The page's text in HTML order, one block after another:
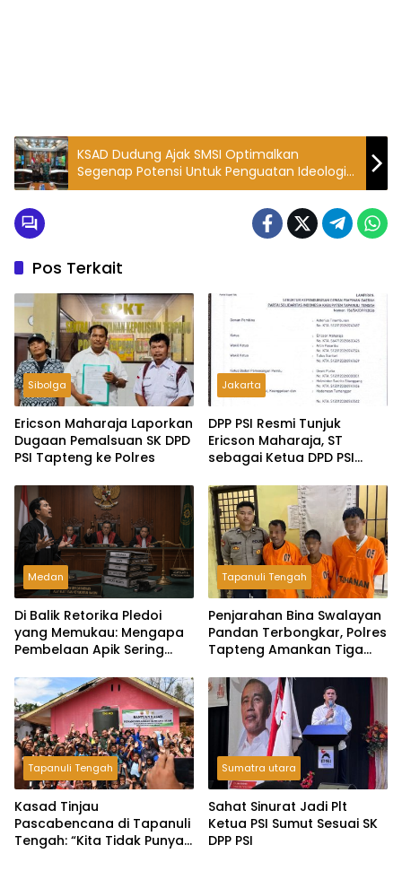
KSAD Dudung Ajak SMSI Optimalkan
Segenap Potensi Untuk Penguatan Ideologi
Pancasila dan NKRI
Pos Terkait
Sibolga
Ericson Maharaja Laporkan
Dugaan Pemalsuan SK DPD
PSI Tapteng ke Polres
Jakarta
DPP PSI Resmi Tunjuk
Ericson Maharaja, ST
sebagai Ketua DPD PSI
Medan
Di Balik Retorika Pledoi
yang Memukau: Mengapa
Pembelaan Apik Sering
Tapanuli Tengah
Penjarahan Bina Swalayan
Pandan Terbongkar, Polres
Tapteng Amankan Tiga
Tapanuli Tengah
Kasad Tinjau
Pascabencana di Tapanuli
Tengah: “Kita Tidak Punya
Sumatra utara
Sahat Sinurat Jadi Plt
Ketua PSI Sumut Sesuai SK
DPP PSI